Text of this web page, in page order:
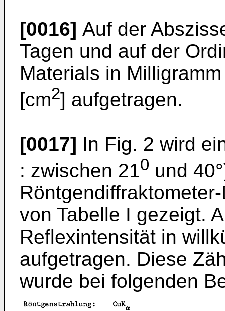
[0016] Auf der
Tagen und auf der
Materials in
[cm2] aufgetragen.
[0017] In Fig. 2 wird
: zwischen 210 und
von Tabelle I gezeigt.
Reflexintensität in
aufgetragen. Diese
wurde bei folgenden